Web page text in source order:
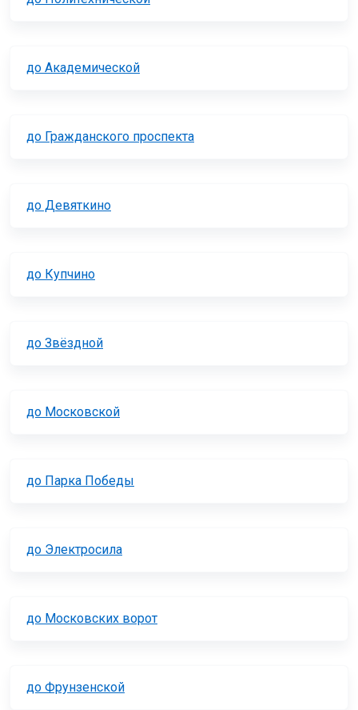
до Академической
до Гражданского проспекта
до Девяткино
до Купчино
до Звёздной
до Московской
до Парка Победы
до Электросила
до Московских ворот
до Фрунзенской